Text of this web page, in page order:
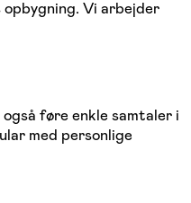
Vi arbejder
føre enkle samtaler i
med personlige